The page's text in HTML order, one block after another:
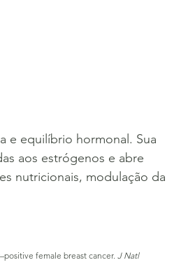
e equilíbrio hormonal. Sua
aos estrógenos e abre
nutricionais, modulação da
female breast cancer. J Natl